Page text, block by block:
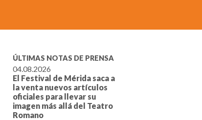
ÚLTIMAS NOTAS DE PRENSA
04.08.2026
El Festival de Mérida saca a
la venta nuevos artículos
oficiales para llevar su
imagen más allá del Teatro
Romano